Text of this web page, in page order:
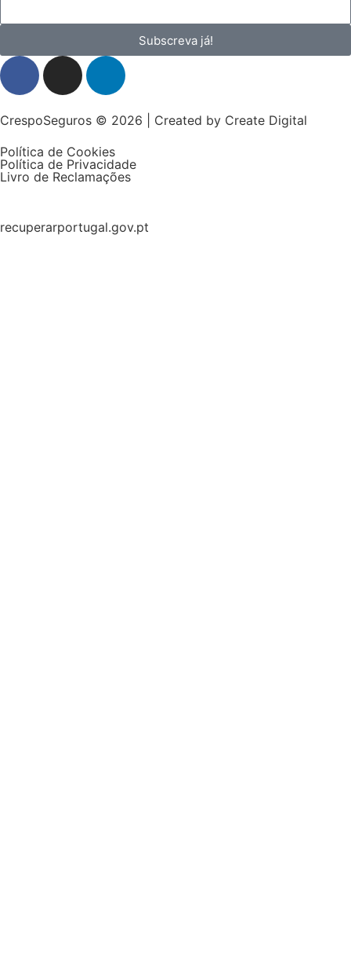
Subscreva já!
CrespoSeguros © 2026 | Created by Create Digital
Política de Cookies
Política de Privacidade
Livro de Reclamações
recuperarportugal.gov.pt